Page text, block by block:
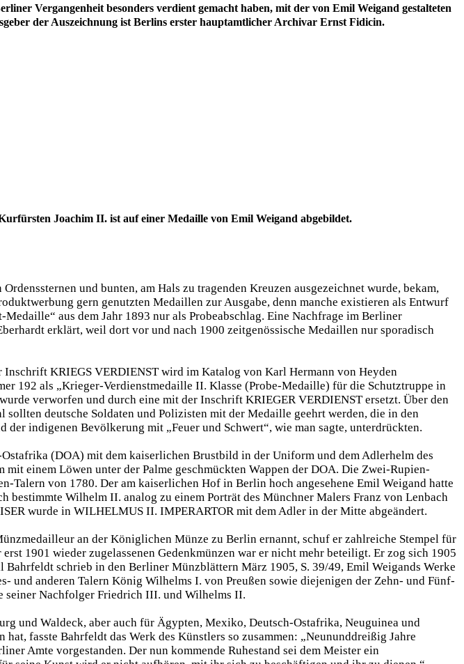
Vergangenheit besonders verdient gemacht haben, mit der von Emil Weigand gestalteten
der Auszeichnung ist Berlins erster hauptamtlicher Archivar Ernst Fidicin.
Joachim II. ist auf einer Medaille von Emil Weigand abgebildet.
und bunten, am Hals zu tragenden Kreuzen ausgezeichnet wurde, bekam,
gern genutzten Medaillen zur Ausgabe, denn manche existieren als Entwurf
aus dem Jahr 1893 nur als Probeabschlag. Eine Nachfrage im Berliner
erklärt, weil dort vor und nach 1900 zeitgenössische Medaillen nur sporadisch
KRIEGS VERDIENST wird im Katalog von Karl Hermann von Heyden
192 als „Krieger-Verdienstmedaille II. Klasse (Probe-Medaille) für die Schutztruppe in
verworfen und durch eine mit der Inschrift KRIEGER VERDIENST ersetzt. Über den
deutsche Soldaten und Polizisten mit der Medaille geehrt werden, die in den
indigenen Bevölkerung mit „Feuer und Schwert“, wie man sagte, unterdrückten.
(DOA) mit dem kaiserlichen Brustbild in der Uniform und dem Adlerhelm des
einem Löwen unter der Palme geschmückten Wappen der DOA. Die Zwei-Rupien-
Talern von 1780. Der am kaiserlichen Hof in Berlin hoch angesehene Emil Weigand hatte
Wilhelm II. analog zu einem Porträt des Münchner Malers Franz von Lenbach
wurde in WILHELMUS II. IMPERARTOR mit dem Adler in der Mitte abgeändert.
an der Königlichen Münze zu Berlin ernannt, schuf er zahlreiche Stempel für
1901 wieder zugelassenen Gedenkmünzen war er nicht mehr beteiligt. Er zog sich 1905
schrieb in den Berliner Münzblättern März 1905, S. 39/49, Emil Weigands Werke
und anderen Talern König Wilhelms I. von Preußen sowie diejenigen der Zehn- und Fünf-
seiner Nachfolger Friedrich III. und Wilhelms II.
und Waldeck, aber auch für Ägypten, Mexiko, Deutsch-Ostafrika, Neuguinea und
fasste Bahrfeldt das Werk des Künstlers so zusammen: „Neununddreißig Jahre
Amte vorgestanden. Der nun kommende Ruhestand sei dem Meister ein